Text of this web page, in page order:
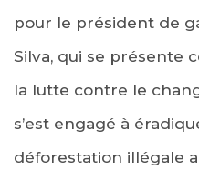
pour le président de
Silva, qui se présente
la lutte contre le
s’est engagé à
déforestation illégale